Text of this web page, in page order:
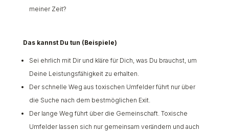
meiner Zeit?
Das kannst Du tun (Beispiele)
Sei ehrlich mit Dir und kläre für Dich, was Du brauchst, um
Deine Leistungsfähigkeit zu erhalten.
Der schnelle Weg aus toxischen Umfelder führt nur über
die Suche nach dem bestmöglichen Exit.
Der lange Weg führt über die Gemeinschaft. Toxische
Umfelder lassen sich nur gemeinsam verändern und auch